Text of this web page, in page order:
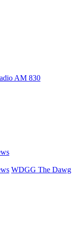
AM 830
WDGG The Dawg